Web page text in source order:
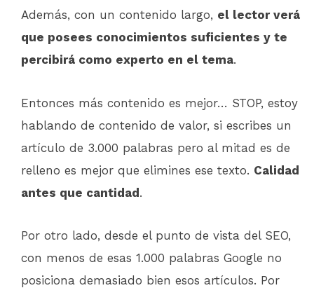
Además, con un contenido largo, el lector verá
que posees conocimientos suficientes y te
percibirá como experto en el tema.
Entonces más contenido es mejor… STOP, estoy
hablando de contenido de valor, si escribes un
artículo de 3.000 palabras pero al mitad es de
relleno es mejor que elimines ese texto. Calidad
antes que cantidad.
Por otro lado, desde el punto de vista del SEO,
con menos de esas 1.000 palabras Google no
posiciona demasiado bien esos artículos. Por